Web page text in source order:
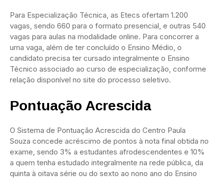
Para Especialização Técnica, as Etecs ofertam 1.200
vagas, sendo 660 para o formato presencial, e outras 540
vagas para aulas na modalidade online. Para concorrer a
uma vaga, além de ter concluído o Ensino Médio, o
candidato precisa ter cursado integralmente o Ensino
Técnico associado ao curso de especialização, conforme
relação disponível no site do processo seletivo.
Pontuação Acrescida
O Sistema de Pontuação Acrescida do Centro Paula
Souza concede acréscimo de pontos à nota final obtida no
exame, sendo 3% a estudantes afrodescendentes e 10%
a quem tenha estudado integralmente na rede pública, da
quinta à oitava série ou do sexto ao nono ano do Ensino